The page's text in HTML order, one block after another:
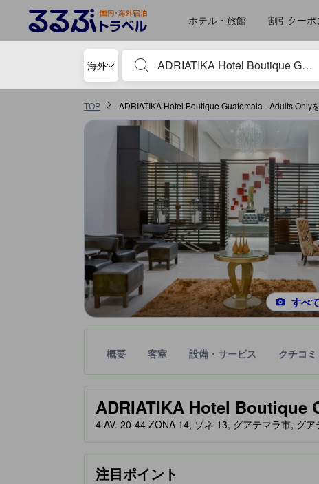
ホテル・旅館 割引クーポ
海外
宿泊施設名やキーワードを入力し、矢印キー
TOP ADRIATIKA Hotel Boutique Guatemala - Adults Only
すべ
概要 客室 設備・サービス クチコミ
ADRIATIKA Hotel Boutique
星評価、最高5の内4.5
tooltip
星評価は、提携サイトから受け取った情報であり、
4 AV. 20-44 ZONA 14, ゾネ 13, グアテマラ市, グ
注目ポイント
るるぶトラベルに掲載されているクチコミは実際に予約をし、宿泊を終